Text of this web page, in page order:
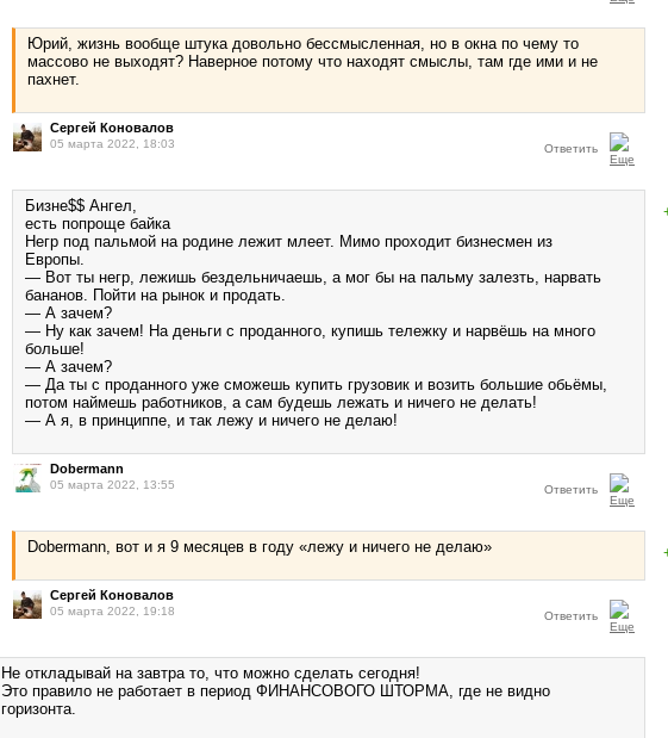
Юрий, жизнь вообще штука довольно бессмысленная, но в окна по чему то
массово не выходят? Наверное потому что находят смыслы, там где ими и не
пахнет.
Сергей Коновалов
05 марта 2022, 18:03 Ответить
Бизне$$ Ангел,
есть попроще байка
Негр под пальмой на родине лежит млеет. Мимо проходит бизнесмен из
Европы.
— Вот ты негр, лежишь бездельничаешь, а мог бы на пальму залезть, нарвать
бананов. Пойти на рынок и продать.
— А зачем?
— Ну как зачем! На деньги с проданного, купишь тележку и нарвёшь на много
больше!
— А зачем?
— Да ты с проданного уже сможешь купить грузовик и возить большие обьёмы,
потом наймешь работников, а сам будешь лежать и ничего не делать!
— А я, в принциппе, и так лежу и ничего не делаю!
Dobermann
05 марта 2022, 13:55 Ответить
Dobermann, вот и я 9 месяцев в году «лежу и ничего не делаю»
Сергей Коновалов
05 марта 2022, 19:18 Ответить
Не откладывай на завтра то, что можно сделать сегодня!
Это правило не работает в период ФИНАНСОВОГО ШТОРМА, где не видно
горизонта.